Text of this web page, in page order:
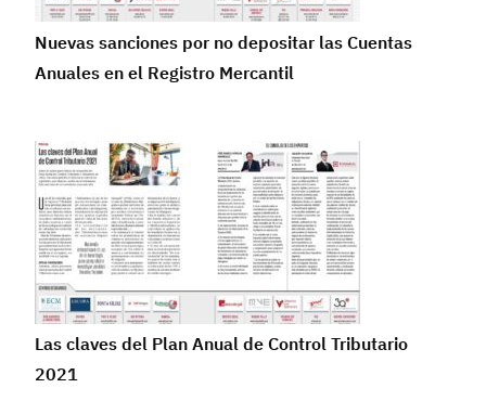
Nuevas sanciones por no depositar las Cuentas
Anuales en el Registro Mercantil
Las claves del Plan Anual de Control Tributario
2021